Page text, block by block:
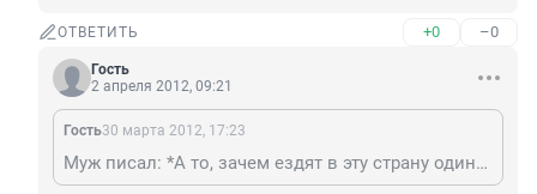
ОТВЕТИТЬ +0 –0
Гость
2 апреля 2012, 09:21
Гость30 марта 2012, 17:23
Муж писал: *А то, зачем ездят в эту страну одинокие мужчины, даже не страну, а один единственный город Паттайа* - вот тут полная некомпетентность. Морковку-тайку лучше брать в Бангкоке, без проблем так же и на Пукете, Краби, Самуи да где угодно. В России вы никогда в одном лице не найдёте гида, подружку, любовницу, массажистку и переводчика в одном лице и за 500 долларов в неделю. При этом моложе вас на 20 лет ))) Смысл отдыха - ОТДЫХАТЬ, тут всё: и красивые пейзажи, и прозрачное море, и дайвинг и древности и кухня и секс. Уверен, что ни одна турфирма не познакомит вас с настоящим Таем так как это сделает тайка. Не надо публично гордиться тем что вы подкаблучник ))), не надо говорить про Тай тем, кто бывал там в разы больше вас.